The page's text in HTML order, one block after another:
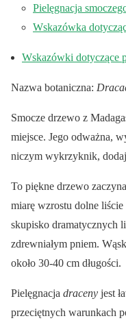
Pielęgnacja
Wskazówka
Wskazówki dotyczące
Nazwa botaniczna:
Smocze drzewo z
miejsce. Jego odważna,
niczym wykrzyknik,
To piękne drzewo
miarę wzrostu dolne
skupisko dramatycznych
zdrewniałym pniem.
około 30-40 cm długości.
Pielęgnacja draceny jest
przeciętnych warunkach